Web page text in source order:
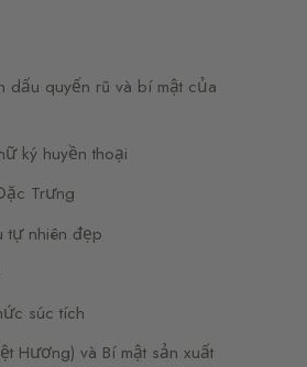
dấu quyến rũ và bí mật của
ký huyền thoại
Trưng
tự nhiên đẹp
súc tích
Hương) và Bí mật sản xuất